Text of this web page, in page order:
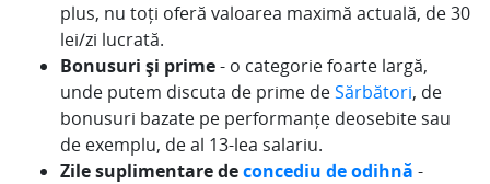
plus, nu toți oferă valoarea maximă actuală, de 30
lei/zi lucrată.
Bonusuri și prime- o categorie foarte largă,
unde putem discuta de prime deSărbători, de
bonusuri bazate pe performanțe deosebite sau
de exemplu, de al 13-lea salariu.
Zile suplimentare deconcediu de odihnă -